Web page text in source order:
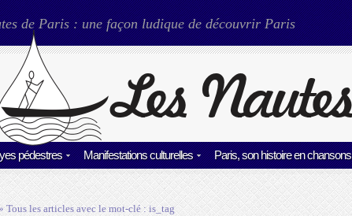
de Paris : une façon ludique de découvrir Paris
pédestres Manifestations culturelles Paris, son histoire en chansons
Tous les articles avec le mot-clé :is_tag